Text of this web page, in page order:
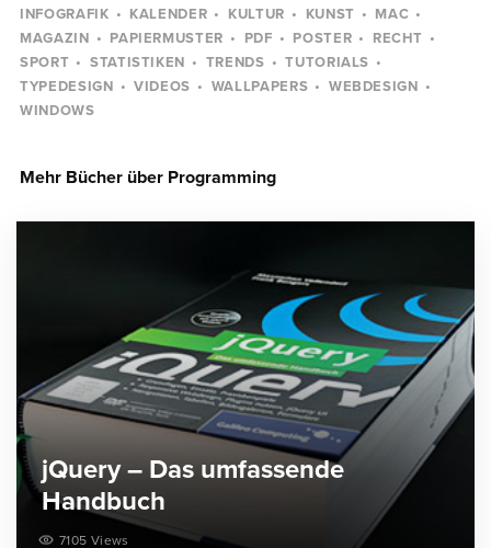
INFOGRAFIK
KALENDER KULTUR KUNST
MAC
MAGAZIN
PAPIERMUSTER PDF POSTER
RECHT
SPORT
STATISTIKEN TRENDS
TUTORIALS
TYPEDESIGN
VIDEOS WALLPAPERS
WEBDESIGN
WINDOWS
Mehr Bücher über Programming
jQuery – Das umfassende
Handbuch
7105 Views